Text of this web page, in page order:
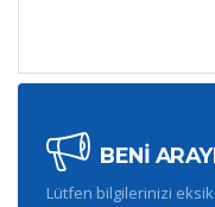
BENİ
Lütfen bilgilerinizi